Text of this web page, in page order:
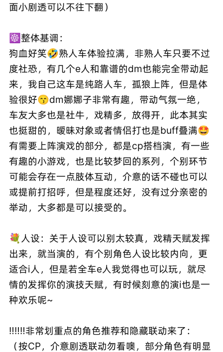
面小剧透可以不往下翻）
☸️整体基调：
狗血好笑🤣熟人车体验拉满，非熟人车只要不过
度社恐，有几个e人和靠谱的dm也能完全带动起
来，我自己这车是纯路人车，孤狼上阵，但是体
验很好😙dm娜娜子非常有趣，带动气氛一绝，
车友大多也是社牛，戏精多，放得开，此本其实
也挺甜的，暧昧对象或者情侣打也是buff叠满🤩
有需要上阵演戏的部分，都是cp搭档演，有一些
有趣的小游戏，也是比较梦回的系列，个别环节
可能会存在一点肢体互动，介意的话不碰也可以
或提前打招呼，但是程度还好，没有过分亲密的
举动，大多都是可以接受的。
💐人设：关于人设可以别太较真，戏精天赋发挥
出来，就当演的，有个别角色人设比较内向，更
适合i人，但是若全车e人我觉得也可以玩，就尽
情的发挥你的演技天赋，有时候刻意的演i也是一
种欢乐呢~
‼️‼️‼️非常划重点的角色推荐和隐藏联动来了：
（按CP，介意剧透联动勿看噢，部分角色有明显